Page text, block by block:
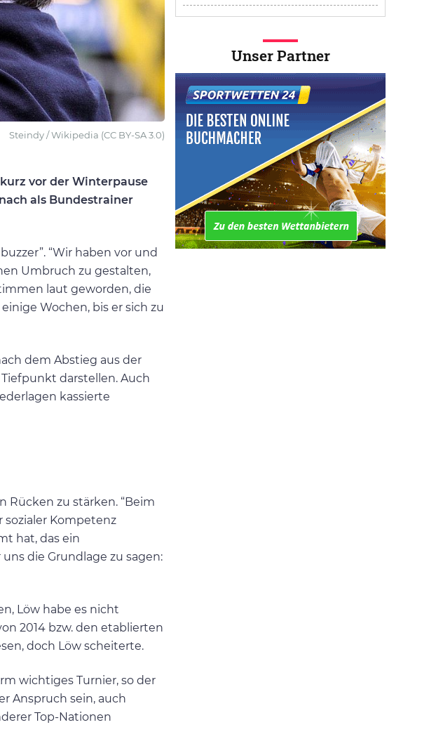
Steindy / Wikipedia (CC BY-SA 3.0)
vor der Winterpause
als Bundestrainer
“Wir haben vor und
Umbruch zu gestalten,
laut geworden, die
Wochen, bis er sich zu
dem Abstieg aus der
darstellen. Auch
kassierte
Rücken zu stärken. “Beim
sozialer Kompetenz
hat, das ein
die Grundlage zu sagen:
Löw habe es nicht
2014 bzw. den etablierten
doch Löw scheiterte.
wichtiges Turnier, so der
Anspruch sein, auch
Top-Nationen
Unser Partner